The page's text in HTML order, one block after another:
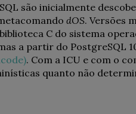
são inicialmente
dOS. Versões
C do sistema
a partir do PostgreSQL
. Com a ICU e com o
quanto não